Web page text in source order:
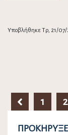
Υποβλήθηκε Τρ, 21/
1 2